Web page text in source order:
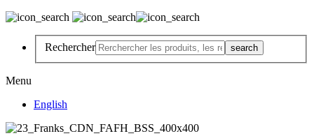
Rechercher
Menu
English